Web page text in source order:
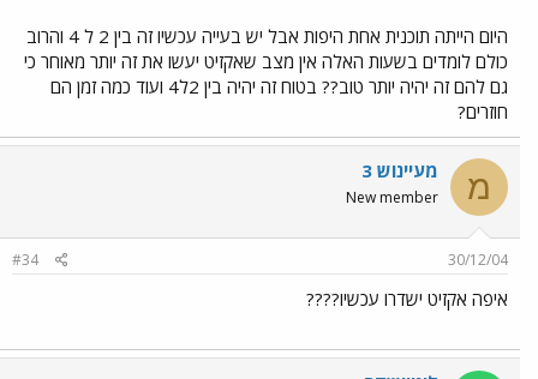
היום הייתה תוכנית אחת היפות אבל יש בעייה עכשיו זה בין 2 ל 4 והרוב
כולם לומדים בשעות האלה אין מצב שאקזיט יעשו את זה יותר מאוחר כי
גם להם זה יהיה יותר טוב?? בטוח זה יהיה בין 2ל4 ועוד כמה זמן הם
חוזרים?
מ מעיינוש 3
New member
30/12/04
#34
איפה אקזיט ישדרו עכשיו????